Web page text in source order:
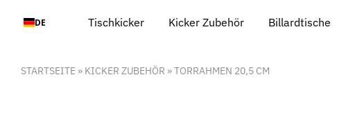
Inhalt DE Tischkicker Kicker Zubehör Billardtische
STARTSEITE» KICKER ZUBEHÖR »TORRAHMEN 20,5 CM